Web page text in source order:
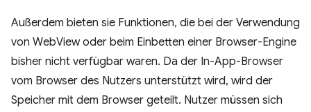
Außerdem bieten sie Funktionen, die bei der Verwendung
von WebView oder beim Einbetten einer Browser-Engine
bisher nicht verfügbar waren. Da der In-App-Browser
vom Browser des Nutzers unterstützt wird, wird der
Speicher mit dem Browser geteilt. Nutzer müssen sich